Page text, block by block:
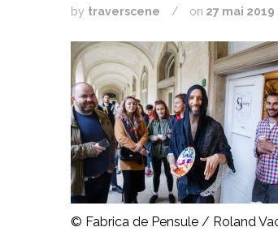
by traverscene / on 27 mai 2019
© Fabrica de Pensule / Roland